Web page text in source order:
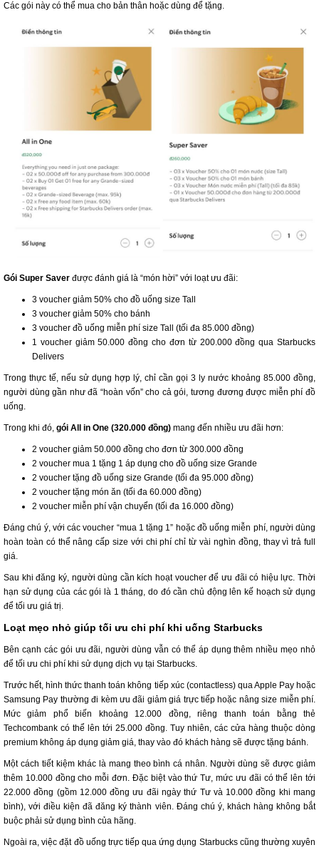
Các gói này có thể mua cho bản thân hoặc dùng để tặng.
Gói Super Saver được đánh giá là “món hời” với loạt ưu đãi:
3 voucher giảm 50% cho đồ uống size Tall
3 voucher giảm 50% cho bánh
3 voucher đồ uống miễn phí size Tall (tối đa 85.000 đồng)
1 voucher giảm 50.000 đồng cho đơn từ 200.000 đồng qua Starbucks
Delivers
Trong thực tế, nếu sử dụng hợp lý, chỉ cần gọi 3 ly nước khoảng 85.000 đồng,
người dùng gần như đã “hoàn vốn” cho cả gói, tương đương được miễn phí đồ
uống.
Trong khi đó, gói All in One (320.000 đồng) mang đến nhiều ưu đãi hơn:
2 voucher giảm 50.000 đồng cho đơn từ 300.000 đồng
2 voucher mua 1 tặng 1 áp dụng cho đồ uống size Grande
2 voucher tặng đồ uống size Grande (tối đa 95.000 đồng)
2 voucher tặng món ăn (tối đa 60.000 đồng)
2 voucher miễn phí vận chuyển (tối đa 16.000 đồng)
Đáng chú ý, với các voucher “mua 1 tặng 1” hoặc đồ uống miễn phí, người dùng
hoàn toàn có thể nâng cấp size với chi phí chỉ từ vài nghìn đồng, thay vì trả full
giá.
Sau khi đăng ký, người dùng cần kích hoạt voucher để ưu đãi có hiệu lực. Thời
hạn sử dụng của các gói là 1 tháng, do đó cần chủ động lên kế hoạch sử dụng
để tối ưu giá trị.
Loạt mẹo nhỏ giúp tối ưu chi phí khi uống Starbucks
Bên cạnh các gói ưu đãi, người dùng vẫn có thể áp dụng thêm nhiều mẹo nhỏ
để tối ưu chi phí khi sử dụng dịch vụ tại Starbucks.
Trước hết, hình thức thanh toán không tiếp xúc (contactless) qua Apple Pay hoặc
Samsung Pay thường đi kèm ưu đãi giảm giá trực tiếp hoặc nâng size miễn phí.
Mức giảm phổ biến khoảng 12.000 đồng, riêng thanh toán bằng thẻ
Techcombank có thể lên tới 25.000 đồng. Tuy nhiên, các cửa hàng thuộc dòng
premium không áp dụng giảm giá, thay vào đó khách hàng sẽ được tặng bánh.
Một cách tiết kiệm khác là mang theo bình cá nhân. Người dùng sẽ được giảm
thêm 10.000 đồng cho mỗi đơn. Đặc biệt vào thứ Tư, mức ưu đãi có thể lên tới
22.000 đồng (gồm 12.000 đồng ưu đãi ngày thứ Tư và 10.000 đồng khi mang
bình), với điều kiện đã đăng ký thành viên. Đáng chú ý, khách hàng không bắt
buộc phải sử dụng bình của hãng.
Ngoài ra, việc đặt đồ uống trực tiếp qua ứng dụng Starbucks cũng thường xuyên